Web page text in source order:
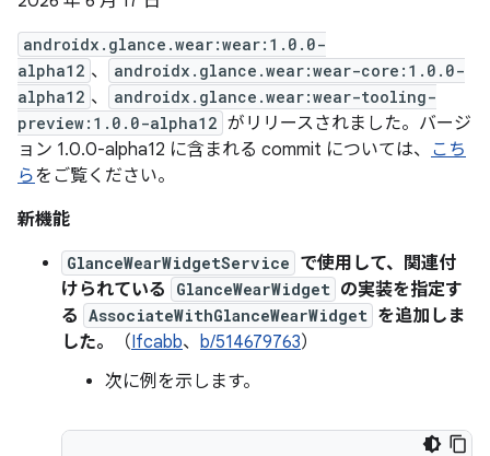
androidx.glance.wear:wear:1.0.0-
alpha12 、
androidx.glance.wear:wear-core:1.0.0-
alpha12 、
androidx.glance.wear:wear-tooling-
preview:1.0.0-alpha12 がリリースされました。バージ
ョン 1.0.0-alpha12 に含まれる commit については、 こち
らをご覧ください。
新機能
GlanceWearWidgetService で使用して、関連付
けられている
GlanceWearWidget の実装を指定す
る AssociateWithGlanceWearWidget を追加しま
した。
（Ifcabb、 b/514679763）
次に例を示します。